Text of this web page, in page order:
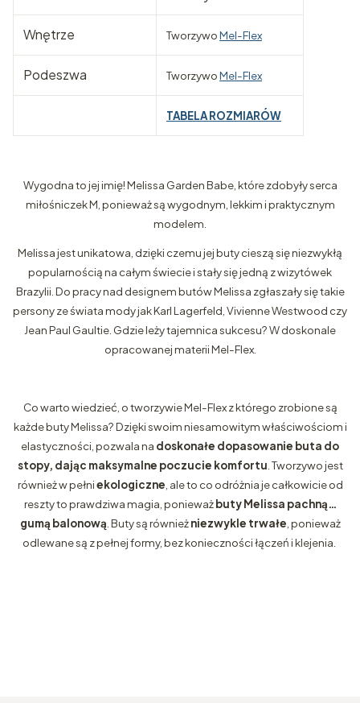
Wnętrze TworzywoMel-Flex
Podeszwa TworzywoMel-Flex
TABELA ROZMIARÓW
Wygodna to jej imię! Melissa Garden Babe, które zdobyły serca
miłośniczek M, ponieważ są wygodnym, lekkim i praktycznym
modelem.
Melissa jest unikatowa, dzięki czemu jej buty cieszą się niezwykłą
popularnością na całym świecie i stały się jedną z wizytówek
Brazylii. Do pracy nad designem butów Melissa zgłaszały się takie
persony ze świata mody jak Karl Lagerfeld, Vivienne Westwood czy
Jean Paul Gaultie. Gdzie leży tajemnica sukcesu? W doskonale
opracowanej materii Mel-Flex.
Co warto wiedzieć, o tworzywie Mel-Flex z którego zrobione są
każde buty Melissa? Dzięki swoim niesamowitym właściwościom i
elastyczności, pozwala na doskonałe dopasowanie buta do
stopy, dając maksymalne poczucie komfortu . Tworzywo jest
również w pełniekologiczne , ale to co odróżnia je całkowicie od
reszty to prawdziwa magia, ponieważbuty Melissa pachną…
gumą balonową . Buty są równieżniezwykle trwałe , ponieważ
odlewane są z pełnej formy, bez konieczności łączeń i klejenia.